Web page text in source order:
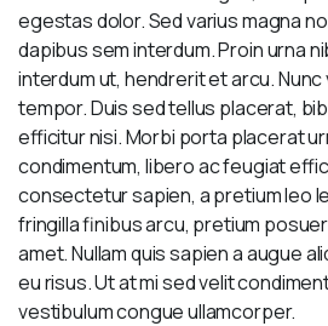
egestas dolor. Sed varius magna
dapibus sem interdum. Proin urna
interdum ut, hendrerit et arcu.
tempor. Duis sed tellus placerat,
efficitur nisi. Morbi porta placerat
condimentum, libero ac feugiat
consectetur sapien, a pretium leo
fringilla finibus arcu, pretium
amet. Nullam quis sapien a augue
eu risus. Ut at mi sed velit
vestibulum congue ullamcorper.